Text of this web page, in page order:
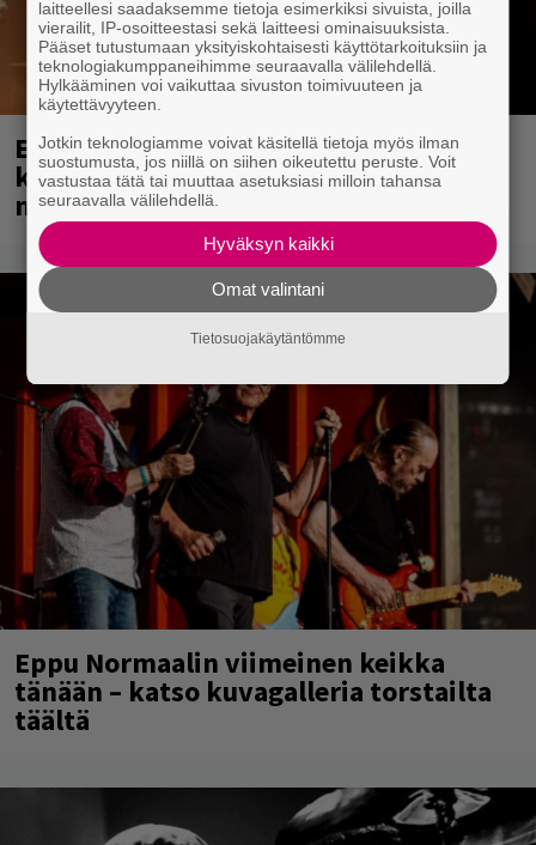
Eppu Normaali soitti viimeisen
konserttinsa koskaan – Yle Areenassa
nyt dokumentti bändistä
Eppu Normaalin viimeinen keikka
tänään – katso kuvagalleria torstailta
täältä
laitteellesi saadaksemme tietoja esimerkiksi sivuista, joilla
vierailit, IP-osoitteestasi sekä laitteesi ominaisuuksista.
Pääset tutustumaan yksityiskohtaisesti käyttötarkoituksiin ja
teknologiakumppaneihimme seuraavalla välilehdellä.
Hylkääminen voi vaikuttaa sivuston toimivuuteen ja
käytettävyyteen.
Jotkin teknologiamme voivat käsitellä tietoja myös ilman
suostumusta, jos niillä on siihen oikeutettu peruste. Voit
vastustaa tätä tai muuttaa asetuksiasi milloin tahansa
seuraavalla välilehdellä.
Hyväksyn kaikki
Omat valintani
Tietosuojakäytäntömme